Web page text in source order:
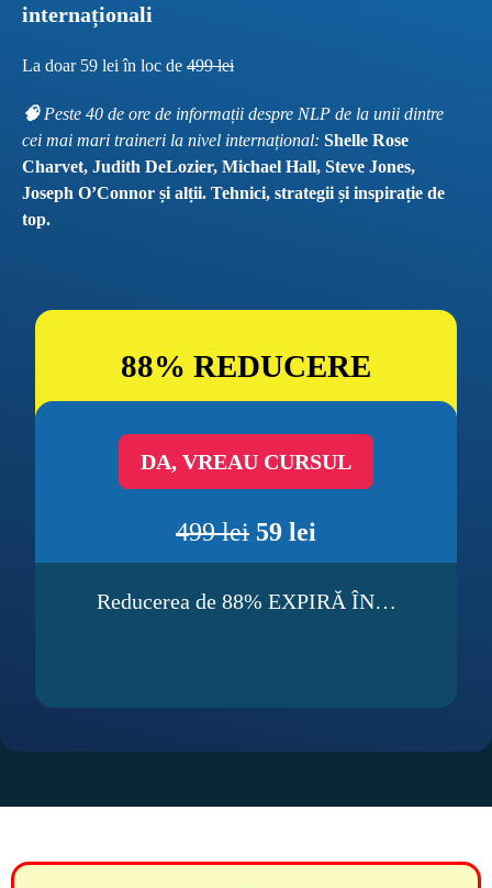
internaționali
La doar 59 lei în loc de 499 lei
🧠 Peste 40 de ore de informații despre NLP de la unii dintre
cei mai mari traineri la nivel internațional: Shelle Rose
Charvet, Judith DeLozier, Michael Hall, Steve Jones,
Joseph O’Connor și alții. Tehnici, strategii și inspirație de
top.
88% REDUCERE
DA, VREAU CURSUL
499 lei 59 lei
Reducerea de 88% EXPIRĂ ÎN…